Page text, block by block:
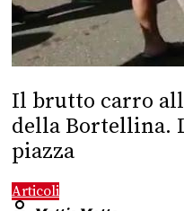
Il brutto carro
della Bortellina.
piazza
Articoli